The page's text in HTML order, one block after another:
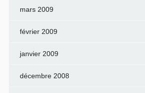
mars 2009
février 2009
janvier 2009
décembre 2008